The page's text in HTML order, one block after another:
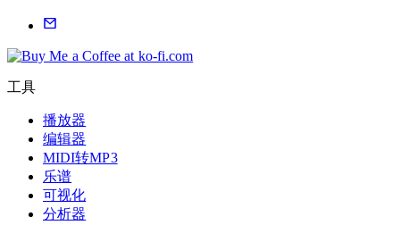
工具
播放器
编辑器
MIDI转MP3
乐谱
可视化
分析器